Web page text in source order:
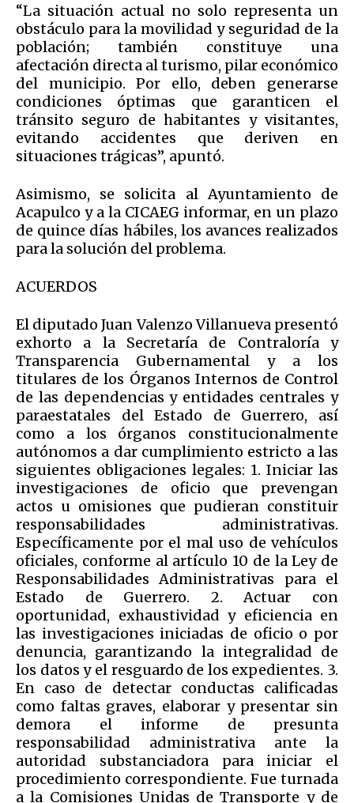
“La situación actual no solo representa un
obstáculo para la movilidad y seguridad de la
población; también constituye una
afectación directa al turismo, pilar económico
del municipio. Por ello, deben generarse
condiciones óptimas que garanticen el
tránsito seguro de habitantes y visitantes,
evitando accidentes que deriven en
situaciones trágicas”, apuntó.
Asimismo, se solicita al Ayuntamiento de
Acapulco y a la CICAEG informar, en un plazo
de quince días hábiles, los avances realizados
para la solución del problema.
ACUERDOS
El diputado Juan Valenzo Villanueva presentó
exhorto a la Secretaría de Contraloría y
Transparencia Gubernamental y a los
titulares de los Órganos Internos de Control
de las dependencias y entidades centrales y
paraestatales del Estado de Guerrero, así
como a los órganos constitucionalmente
autónomos a dar cumplimiento estricto a las
siguientes obligaciones legales: 1. Iniciar las
investigaciones de oficio que prevengan
actos u omisiones que pudieran constituir
responsabilidades administrativas.
Específicamente por el mal uso de vehículos
oficiales, conforme al artículo 10 de la Ley de
Responsabilidades Administrativas para el
Estado de Guerrero. 2. Actuar con
oportunidad, exhaustividad y eficiencia en
las investigaciones iniciadas de oficio o por
denuncia, garantizando la integralidad de
los datos y el resguardo de los expedientes. 3.
En caso de detectar conductas calificadas
como faltas graves, elaborar y presentar sin
demora el informe de presunta
responsabilidad administrativa ante la
autoridad substanciadora para iniciar el
procedimiento correspondiente. Fue turnada
a la Comisiones Unidas de Transporte y de